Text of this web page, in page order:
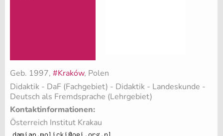
Geb. 1997, #Kraków, Polen
Didaktik - DaF (Fachgebiet) - Didaktik - Landeskunde -
Deutsch als Fremdsprache (Lehrgebiet)
Kontaktinformationen:
Österreich Institut Krakau